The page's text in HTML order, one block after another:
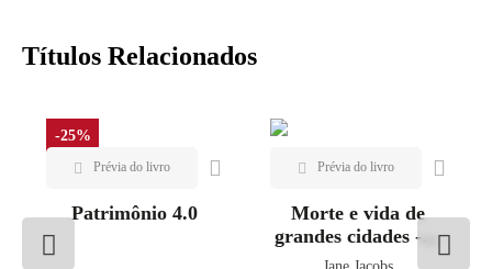
Títulos Relacionados
-25%
Patrimônio 4.0
Morte e vida de
grandes cidades - 3ª
ed.